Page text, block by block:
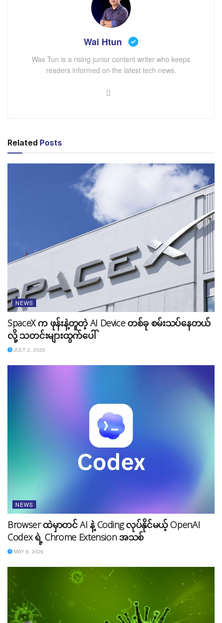
၂ နာရီလောက် ကြာမြင့်တဲ့ Google I/O ၂၀၂၄ ပွဲအတွင်း
အဓိက ဇာတ်ကောင်ကတော့ Gemini 1.5 Flash ပဲ ဖြစ်ပါ
အဆင့်မြှင့်ကာ Gemini 1.5 Pro နဲ့ Gemini 1.5 Nino တို့
အကြားမှာ ပေါ့ပေါ့ပါးပါးနဲ့ အကျိုးရှိရှိ အသုံးပြုနိုင်ဖို့ ရည်ရွယ်
ကာ ဖန်တီးထားတာဖြစ်ကြောင်း Google က ပြောပါတယ်။
မိတ်ဆက်ပေးရခြင်း ဖြစ်ကြောင်း သိရပါတယ်။
နောက်ထပ် စိတ်ဝင်စားစရာတစ်ခုကတော့ Project Astra
ဖြစ်ပါတယ်။ Project Astra ဆိုတာဟာ AI နဲ့ အလုပ်လုပ်မ
ယ့် Universal Assistant ဖြစ်ပြီး နေ့စဥ်လူနေမှုဘဝမှာ
အသုံးပြုနိုင်မယ့် အရာတစ်ခုဖြစ်ကြောင်း Google ရဲ့
DeepMind CEO Demis Hassabis က ပြောပါတယ်။
Google ဖော်ပြပေးတဲ့ Video ထဲမှာတော့ Project Astra
တဲ့ အရာများကို Camera အသုံးပြုကာ အကုန်လုံး မေးမြန်း
နိုင်မှာ ဖြစ်ပါတယ်။ လူတိုင်းကို စိတ်ဝင်စားစေတဲ့ အချက်
တစ်ခုကတော့ ပိုင်ရှင်က မေ့နေတဲ့ မျက်မှန်နေရာကို ဖုန်းက
အတိအကျ မှန်အောင် ဖော်ပြနိုင်ခြင်းပဲ ဖြစ်ပါတယ်။ Project
Astra ဟာ Mata ရဲ့ Ray Ban Smart Glasses ရဲ့ ပြိုင်ဘက်
ဖြစ်လာလိမ့်မယ်လို့လည်း သုံးသပ်မှုတွေ ရှိနေပါတယ်။
Wai Htun
Was Tun is a rising junior content writer who keeps
readers informed on the latest tech news.
Related Posts
NEWS
SpaceX က ဖုန်းနဲ့တူတဲ့ AI Device တစ်ခု စမ်းသပ်နေတယ်
လို့ သတင်းများထွက်ပေါ်
JULY 2, 2026
NEWS
Browser ထဲမှာတင် AI နဲ့ Coding လုပ်နိုင်မယ့် OpenAI
Codex ရဲ့ Chrome Extension အသစ်
MAY 8, 2026